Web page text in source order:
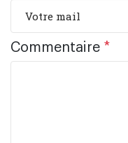
Commentaire *